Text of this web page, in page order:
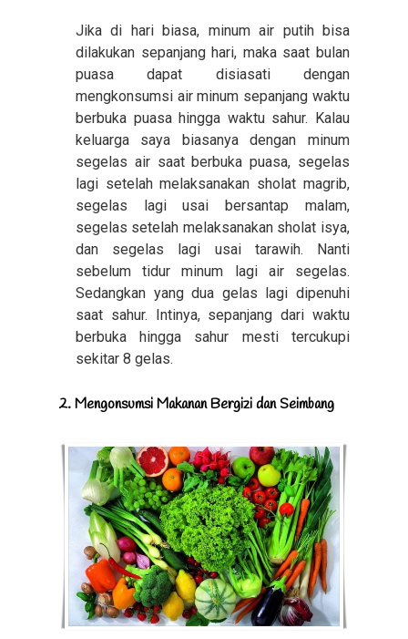
Jika di hari biasa, minum air putih bisa
dilakukan sepanjang hari, maka saat bulan
puasa dapat disiasati dengan
mengkonsumsi air minum sepanjang waktu
berbuka puasa hingga waktu sahur. Kalau
keluarga saya biasanya dengan minum
segelas air saat berbuka puasa, segelas
lagi setelah melaksanakan sholat magrib,
segelas lagi usai bersantap malam,
segelas setelah melaksanakan sholat isya,
dan segelas lagi usai tarawih. Nanti
sebelum tidur minum lagi air segelas.
Sedangkan yang dua gelas lagi dipenuhi
saat sahur. Intinya, sepanjang dari waktu
berbuka hingga sahur mesti tercukupi
sekitar 8 gelas.
2. Mengonsumsi Makanan Bergizi dan Seimbang